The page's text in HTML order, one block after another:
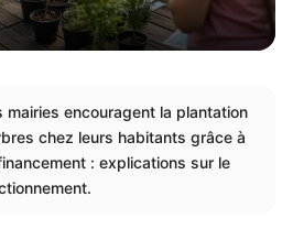
mairies encouragent la plantation
chez leurs habitants grâce à
: explications sur le